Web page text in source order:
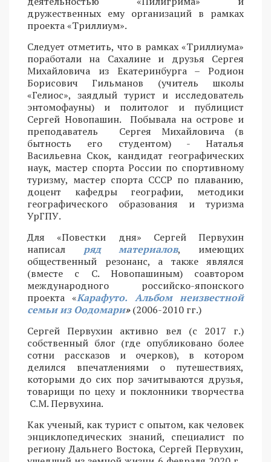
дружественных ему организаций в рамках
проекта «Триллиум».
Следует отметить, что в рамках «Триллиума»
поработали на Сахалине и друзья Сергея
Михайловича из Екатеринбурга – Родион
Борисович Гильманов (учитель школы
«Гелиос», заядлый турист и исследователь
энтомофауны) и политолог и публицист
Сергей Новопашин. Побывала на острове и
преподаватель Сергея Михайловича (в
бытность его студентом) - Наталья
Васильевна Скок, кандидат географических
наук, мастер спорта России по спортивному
туризму, мастер спорта СССР по плаванию,
доцент кафедры географии, методики
географического образования и туризма
УрГПУ.
Для «Повестки дня» Сергей Первухин
написал ряд материалов, имеющих
общественный резонанс, а также являлся
(вместе с С. Новопашиным) соавтором
международного российско-японского
проекта «Карафуто. Альбом неизвестной
семьи из Оодомари»(2006-2010 гг.)
Сергей Первухин активно вел (с 2017 г.)
собственный блог (где опубликовано более
сотни рассказов и очерков), в котором
делился впечатлениями о путешествиях,
которыми до сих пор зачитываются друзья,
товарищи по цеху и поклонники творчества
С.М. Первухина.
Как ученый, как турист с опытом, как человек
энциклопедических знаний, специалист по
региону Дальнего Востока, Сергей Первухин,